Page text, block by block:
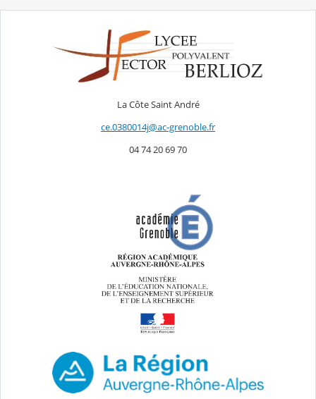
La Côte Saint André
ce.0380014j@ac-grenoble.fr
04 74 20 69 70